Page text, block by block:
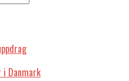
Danmark